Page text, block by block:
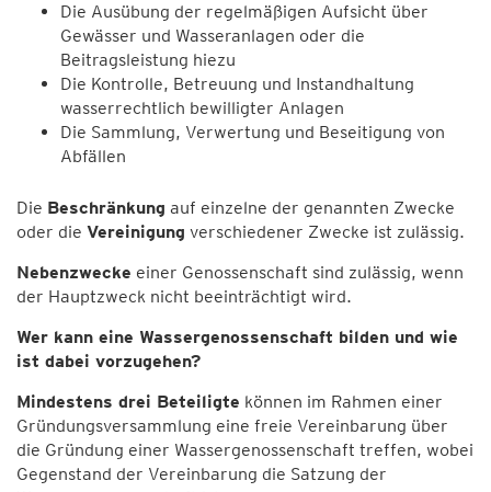
Die Ausübung der regelmäßigen Aufsicht über
Gewässer und Wasseranlagen oder die
Beitragsleistung hiezu
Die Kontrolle, Betreuung und Instandhaltung
wasserrechtlich bewilligter Anlagen
Die Sammlung, Verwertung und Beseitigung von
Abfällen
Die Beschränkung auf einzelne der genannten Zwecke
oder die Vereinigung verschiedener Zwecke ist zulässig.
Nebenzwecke einer Genossenschaft sind zulässig, wenn
der Hauptzweck nicht beeinträchtigt wird.
Wer kann eine Wassergenossenschaft bilden und wie
ist dabei vorzugehen?
Mindestens drei Beteiligte können im Rahmen einer
Gründungsversammlung eine freie Vereinbarung über
die Gründung einer Wassergenossenschaft treffen, wobei
Gegenstand der Vereinbarung die Satzung der